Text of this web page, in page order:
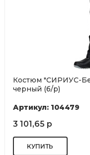
Костюм "СИРИУС-
черный (б/р)
Артикул: 104479
3 101,65 р